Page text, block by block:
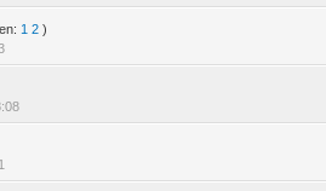
1 2 )
0 von 5 durchschnittlich
1 2
0 von 5 durchschnittlich
0 von 5 durchschnittlich